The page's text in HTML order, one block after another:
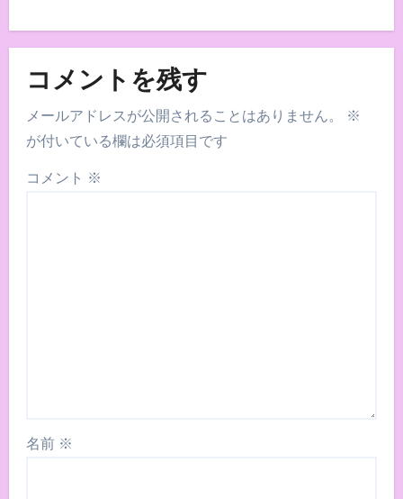
コメントを残す
メールアドレスが公開されることはありません。
※
が付いている欄は必須項目です
コメント ※
名前 ※